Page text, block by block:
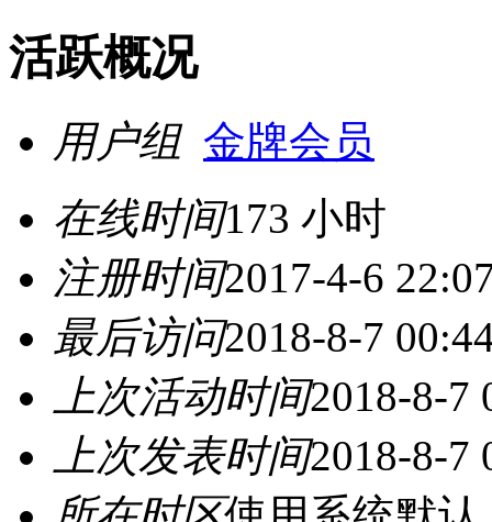
活跃概况
用户组 金牌会员
在线时间173 小时
注册时间2017-4-6
最后访问2018-8-7
上次活动时间2018-8-7
上次发表时间2018-8-7